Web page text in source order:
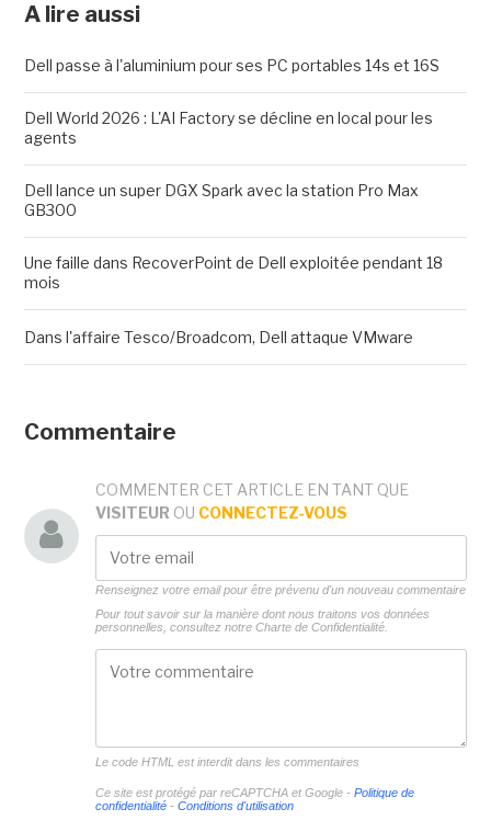
A lire aussi
Dell passe à l'aluminium pour ses PC portables 14s et 16S
Dell World 2026 : L'AI Factory se décline en local pour les
agents
Dell lance un super DGX Spark avec la station Pro Max
GB300
Une faille dans RecoverPoint de Dell exploitée pendant 18
mois
Dans l'affaire Tesco/Broadcom, Dell attaque VMware
Commentaire
COMMENTER CET ARTICLE EN TANT QUE
VISITEUR OU CONNECTEZ-VOUS
Renseignez votre email pour être prévenu d'un nouveau commentaire
Pour tout savoir sur la manière dont nous traitons vos données
personnelles, consultez notre Charte de Confidentialité.
Le code HTML est interdit dans les commentaires
Ce site est protégé par reCAPTCHA et Google - Politique de
confidentialité- Conditions d'utilisation